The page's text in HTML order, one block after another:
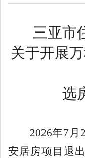
三亚市
关于开展
选
2026年7 月 2
安居房项目 退